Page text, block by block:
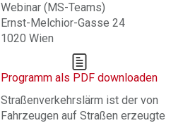
Webinar (MS-Teams)
Ernst-Melchior-Gasse 24
1020 Wien
Programm als PDF downloaden
Straßenverkehrslärm ist der von
Fahrzeugen auf Straßen erzeugte